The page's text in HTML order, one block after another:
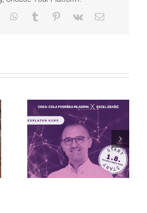
WhatsApp
Tumblr Pinterest
Vk Email
Priključi se besplatnoj
regionalnoj AI edukaciji
i nauči kako da
veštačku inteligenciju
primeniš u praksi